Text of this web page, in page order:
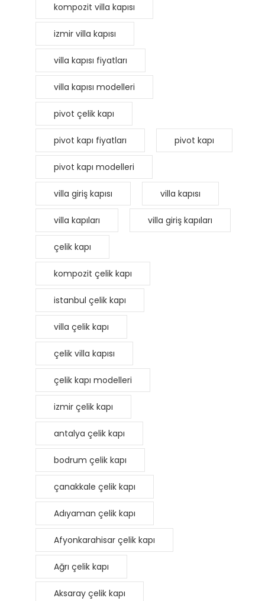
kompozit villa kapısı
izmir villa kapısı
villa kapısı fiyatları
villa kapısı modelleri
pivot çelik kapı
pivot kapı fiyatları pivot kapı
pivot kapı modelleri
villa giriş kapısı villa kapısı
villa kapıları villa giriş kapıları
çelik kapı
kompozit çelik kapı
istanbul çelik kapı
villa çelik kapı
çelik villa kapısı
çelik kapı modelleri
izmir çelik kapı
antalya çelik kapı
bodrum çelik kapı
çanakkale çelik kapı
Adıyaman çelik kapı
Afyonkarahisar çelik kapı
Ağrı çelik kapı
Aksaray çelik kapı